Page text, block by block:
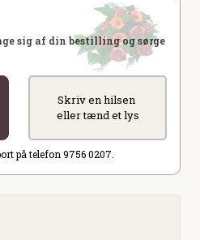
sig af din bestilling og sørge
Skriv en hilsen
eller tænd et lys
på telefon 9756 0207.